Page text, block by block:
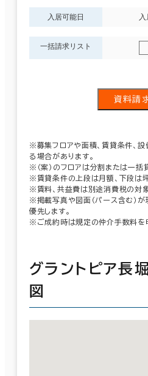
入居可能日
一括請求リスト
資料請
※募集フロアや面積、賃貸条件、
る場合があります。
※（案）のフロアは分割または一括
※賃貸条件の上段は月額、下段は坪
※賃料、共益費は別途消費税の対象
※掲載写真や図面（パース含む）
優先します。
※ご成約時は規定の仲介手数料を
グラントピア長
図